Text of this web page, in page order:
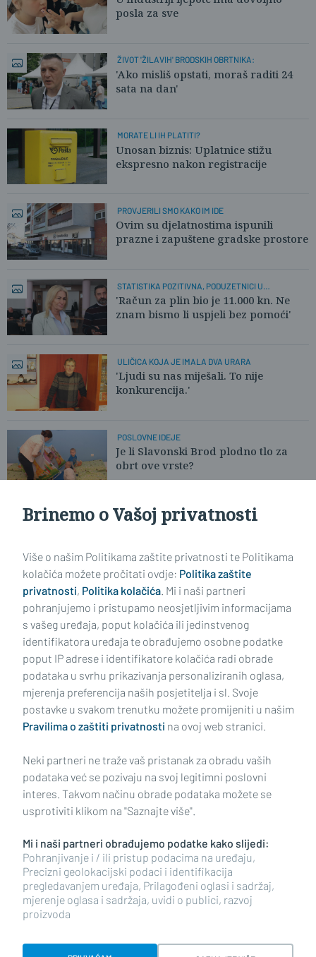
posla za sve
ŽIVOT 'ŽILAVIH' BRODSKIH OBRTNIKA:
'Ako misliš opstati, moraš raditi 24
sata na dan'
MORATE LI IH PLATITI?
Unosan biznis: Uplatnice stižu
ekspresno nakon registracije
PROVJERILI SMO KAKO IM IDE
Ovim su djelatnostima ispunili
prazne i zapuštene gradske prostore
STATISTIKA POZITIVNA, PODUZETNICI U
PROBLEMIMA
'Račun za plin bio je 11.000 kn. Ne
znam bismo li uspjeli bez pomoći'
ULIČICA KOJA JE IMALA DVA URARA
'Ljudi su nas miješali. To nije
konkurencija.'
POSLOVNE IDEJE
Je li Slavonski Brod plodno tlo za
obrt ove vrste?
U OVOM SALONU NEMA HAJKE NA FRIZERE
Brođanke ostavljaju dobre 'bakšiše'
VIDI STARIJE ČLANKE
Impressum Uvjeti korištenja Politika privatnosti
Politika kolačića Kontakt Pritužbe Suradnici
Oglašavanje
RUBRIKE
BRODSKO-POSAVSKA ŽUPANIJA
POŽEŠKO-SLAVONSKA ŽUPANIJA
Brinemo o Vašoj privatnosti
Više o našim Politikama zaštite privatnosti te Politikama
kolačića možete pročitati ovdje: Politika zaštite
privatnosti, Politika kolačića. Mi i naši partneri
pohranjujemo i pristupamo neosjetljivim informacijama
s vašeg uređaja, poput kolačića ili jedinstvenog
identifikatora uređaja te obrađujemo osobne podatke
poput IP adrese i identifikatore kolačića radi obrade
podataka u svrhu prikazivanja personaliziranih oglasa,
mjerenja preferencija naših posjetitelja i sl. Svoje
postavke u svakom trenutku možete promijeniti u našim
Pravilima o zaštiti privatnosti na ovoj web stranici.
Neki partneri ne traže vaš pristanak za obradu vaših
podataka već se pozivaju na svoj legitimni poslovni
interes. Takvom načinu obrade podataka možete se
usprotiviti klikom na "Saznajte više".
Mi i naši partneri obrađujemo podatke kako slijedi:
Pohranjivanje i / ili pristup podacima na uređaju,
Precizni geolokacijski podaci i identifikacija
pregledavanjem uređaja, Prilagođeni oglasi i sadržaj,
mjerenje oglasa i sadržaja, uvidi o publici, razvoj
proizvoda